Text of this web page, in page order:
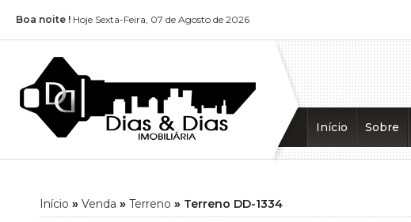
Boa noite ! Hoje Sexta-Feira, 07 de Agosto de 2026
Início Sobre
Início » Venda » Terreno » Terreno DD-1334